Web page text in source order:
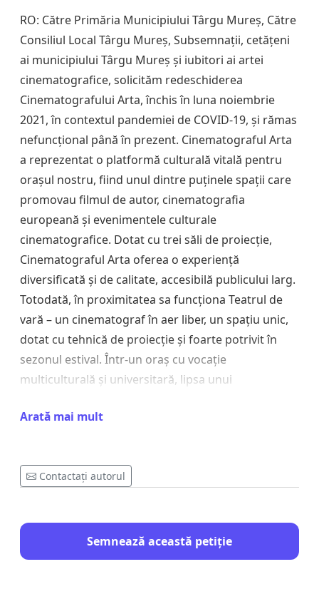
RO: Către Primăria Municipiului Târgu Mureș, Către
Consiliul Local Târgu Mureș, Subsemnații, cetățeni
ai municipiului Târgu Mureș și iubitori ai artei
cinematografice, solicităm redeschiderea
Cinematografului Arta, închis în luna noiembrie
2021, în contextul pandemiei de COVID-19, și rămas
nefuncțional până în prezent. Cinematograful Arta
a reprezentat o platformă culturală vitală pentru
orașul nostru, fiind unul dintre puținele spații care
promovau filmul de autor, cinematografia
europeană și evenimentele culturale
cinematografice. Dotat cu trei săli de proiecție,
Cinematograful Arta oferea o experiență
diversificată și de calitate, accesibilă publicului larg.
Totodată, în proximitatea sa funcționa Teatrul de
vară – un cinematograf în aer liber, un spațiu unic,
dotat cu tehnică de proiecție și foarte potrivit în
sezonul estival. Într-un oraș cu vocație
multiculturală și universitară, lipsa unui
evenimentelor culturale este o pierdere gravă
acest centru cultural.
redeschiderea Cinematografului Arta pe agenda de
priorități culturale ale municipiului; Să demareze
demersurile administrative necesare pentru
Arată mai mult
Contactați autorul
Semnează această petiție